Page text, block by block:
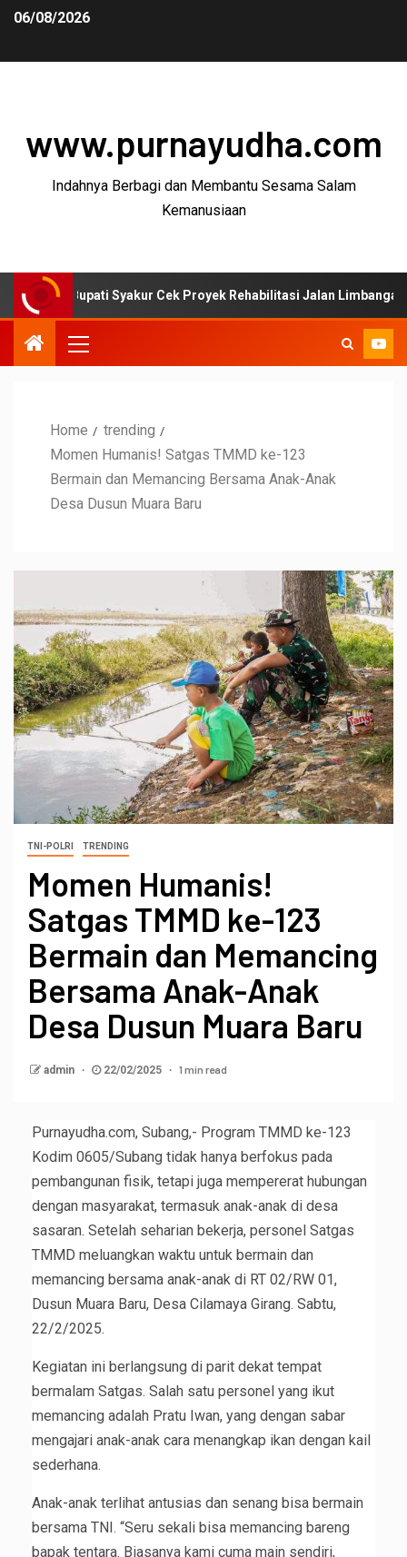
06/08/2026
www.purnayudha.com
Indahnya Berbagi dan Membantu Sesama Salam
Kemanusiaan
Syakur Cek Proyek Rehabilitasi Jalan Limbangan–Selaawi
Home
trending
Momen Humanis! Satgas TMMD ke-123
Bermain dan Memancing Bersama Anak-Anak
Desa Dusun Muara Baru
TNI-POLRI TRENDING
Momen Humanis!
Satgas TMMD ke-123
Bermain dan Memancing
Bersama Anak-Anak
Desa Dusun Muara Baru
admin 22/02/2025 1 min read
Purnayudha.com, Subang,- Program TMMD ke-123
Kodim 0605/Subang tidak hanya berfokus pada
pembangunan fisik, tetapi juga mempererat hubungan
dengan masyarakat, termasuk anak-anak di desa
sasaran. Setelah seharian bekerja, personel Satgas
TMMD meluangkan waktu untuk bermain dan
memancing bersama anak-anak di RT 02/RW 01,
Dusun Muara Baru, Desa Cilamaya Girang. Sabtu,
22/2/2025.
Kegiatan ini berlangsung di parit dekat tempat
bermalam Satgas. Salah satu personel yang ikut
memancing adalah Pratu Iwan, yang dengan sabar
mengajari anak-anak cara menangkap ikan dengan kail
sederhana.
Anak-anak terlihat antusias dan senang bisa bermain
bersama TNI. “Seru sekali bisa memancing bareng
bapak tentara. Biasanya kami cuma main sendiri,